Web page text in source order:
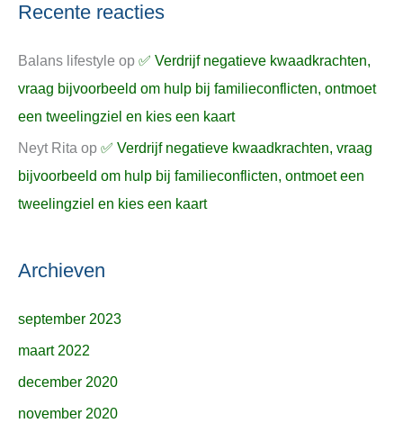
Recente reacties
Balans lifestyle op ✅ Verdrijf negatieve kwaadkrachten,
vraag bijvoorbeeld om hulp bij familieconflicten, ontmoet
een tweelingziel en kies een kaart
Neyt Rita op ✅ Verdrijf negatieve kwaadkrachten, vraag
bijvoorbeeld om hulp bij familieconflicten, ontmoet een
tweelingziel en kies een kaart
Archieven
september 2023
maart 2022
december 2020
november 2020